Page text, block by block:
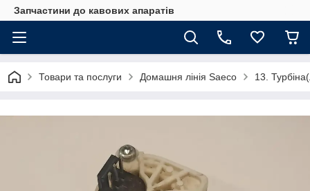
Запчастини до кавових апаратів
Товари та послуги Домашня лінія Saeco 13.